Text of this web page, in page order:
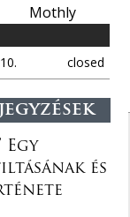
Mothly
closed
Egy
és